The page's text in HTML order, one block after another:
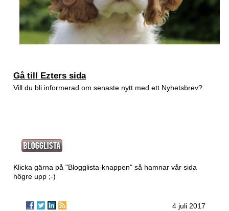
Gå till Ezters sida
Vill du bli informerad om senaste nytt med ett Nyhetsbrev?
Klicka gärna på "Blogglista-knappen" så hamnar vår sida
högre upp ;-)
4 juli 2017